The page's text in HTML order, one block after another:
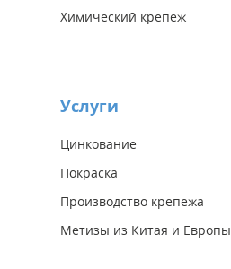
Химический крепёж
Услуги
Цинкование
Покраска
Производство крепежа
Метизы из Китая и Европы